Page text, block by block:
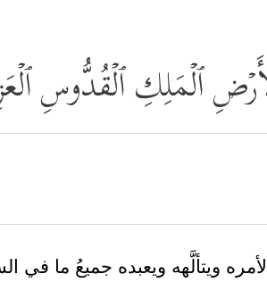
ٱلۡمَلِكِ ٱلۡقُدُّوسِ
ويتألَّهه ويعبده جميعُ ما في